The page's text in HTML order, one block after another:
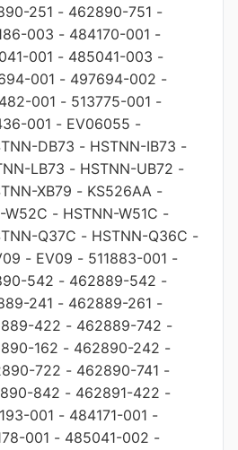
251 - 462890-751 -
003 - 484170-001 -
001 - 485041-003 -
001 - 497694-002 -
001 - 513775-001 -
001 - EV06055 -
DB73 - HSTNN-IB73 -
LB73 - HSTNN-UB72 -
XB79 - KS526AA -
W52C - HSTNN-W51C -
Q37C - HSTNN-Q36C -
- EV09 - 511883-001 -
542 - 462889-542 -
241 - 462889-261 -
422 - 462889-742 -
162 - 462890-242 -
722 - 462890-741 -
842 - 462891-422 -
001 - 484171-001 -
001 - 485041-002 -